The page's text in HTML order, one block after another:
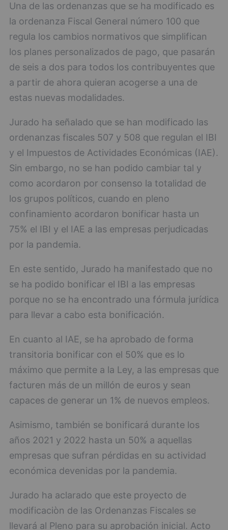
Una de las ordenanzas que se ha modificado es
la ordenanza Fiscal General número 100 que
regula los cambios normativos que simplifican
los planes personalizados de pago, que pasarán
de seis a dos para todos los contribuyentes que
a partir de ahora quieran acogerse a una de
estas nuevas modalidades.
Jurado ha señalado que se han modificado las
ordenanzas fiscales 507 y 508 que regulan el IBI
y el Impuestos de Actividades Económicas (IAE).
Sin embargo, no se han podido cambiar tal y
como acordaron por consenso la totalidad de
los grupos políticos, cuando en pleno
confinamiento acordaron bonificar hasta un
75% el IBI y el IAE a las empresas perjudicadas
por la pandemia.
En este sentido, Jurado ha manifestado que no
se ha podido bonificar el IBI a las empresas
porque no se ha encontrado una fórmula jurídica
para llevar a cabo esta bonificación.
En cuanto al IAE, se ha aprobado de forma
transitoria bonificar con el 50% que es lo
máximo que permite a la Ley, a las empresas que
facturen más de un millón de euros y sean
capaces de generar un 1% de nuevos empleos.
Asimismo, también se bonificará durante los
años 2021 y 2022 hasta un 50% a aquellas
empresas que sufran pérdidas en su actividad
económica devenidas por la pandemia.
Jurado ha aclarado que este proyecto de
modificaciòn de las Ordenanzas Fiscales se
llevará al Pleno para su aprobación inicial. Acto